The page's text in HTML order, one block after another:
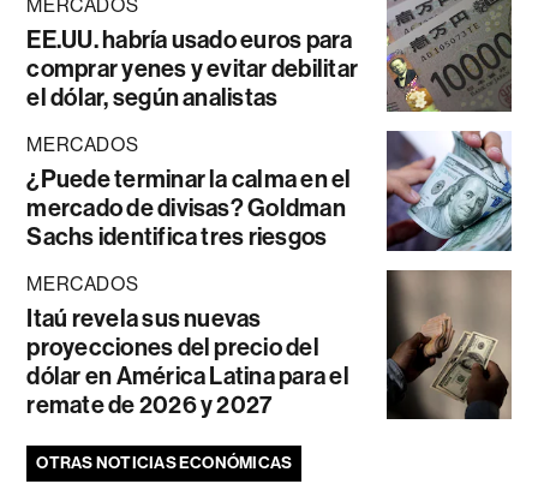
MERCADOS
EE.UU. habría usado euros para
comprar yenes y evitar debilitar
el dólar, según analistas
MERCADOS
¿Puede terminar la calma en el
mercado de divisas? Goldman
Sachs identifica tres riesgos
MERCADOS
Itaú revela sus nuevas
proyecciones del precio del
dólar en América Latina para el
remate de 2026 y 2027
OTRAS NOTICIAS ECONÓMICAS